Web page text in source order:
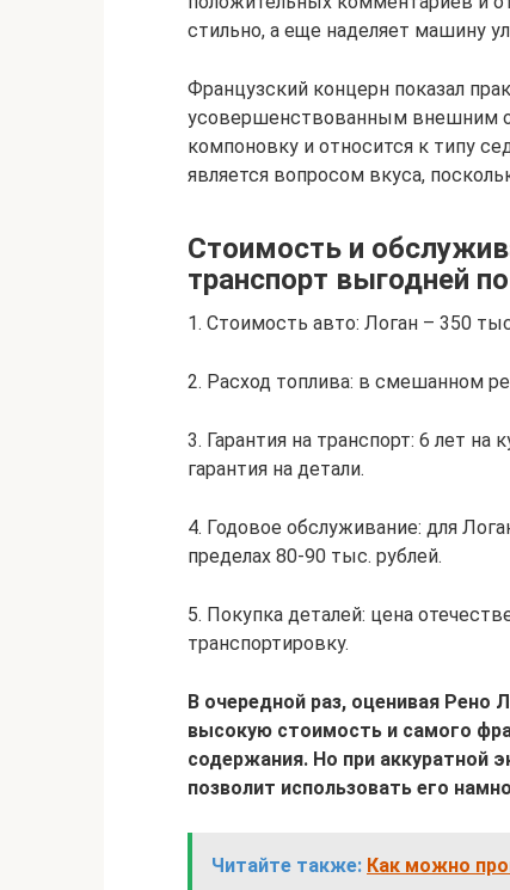
стильно, а еще наделяет машину
Французский концерн показал
усовершенствованным внешним
компоновку и относится к типу
является вопросом вкуса,
Стоимость и
транспорт выгодней
1. Стоимость авто: Логан – 350
2. Расход топлива: в смешанном
3. Гарантия на транспорт: 6 лет на
гарантия на детали.
4. Годовое обслуживание: для
пределах 80-90 тыс. рублей.
5. Покупка деталей: цена
транспортировку.
В очередной раз, оценивая Рено
высокую стоимость и самого
содержания. Но при аккуратной
позволит использовать его
Читайте также: Как можно